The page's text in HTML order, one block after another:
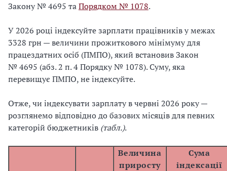
Закону № 4695 таПорядком № 1078.
У 2026 році індексуйте зарплати працівників у межах
3328 грн — величини прожиткового мінімуму для
працездатних осіб (ПМПО), який встановив Закон
№ 4695 (абз. 2 п. 4 Порядку № 1078). Суму, яка
перевищує ПМПО, не індексуйте.
Отже, чи індексувати зарплату в червні 2026 року —
розглянемо відповідно до базових місяців для певних
категорій бюджетників (табл.).
Величина
приросту
Сума
індексації